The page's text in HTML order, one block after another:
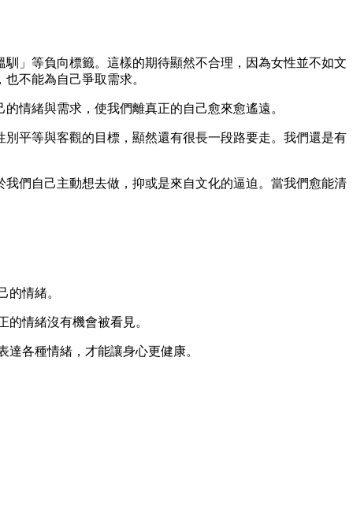
」等負向標籤。這樣的期待顯然不合理，因為女性並不如文
不能為自己爭取需求。
情緒與需求，使我們離真正的自己愈來愈遙遠。
平等與客觀的目標，顯然還有很長一段路要走。我們還是有
們自己主動想去做，抑或是來自文化的逼迫。當我們愈能清
情緒。
情緒沒有機會被看見。
各種情緒，才能讓身心更健康。